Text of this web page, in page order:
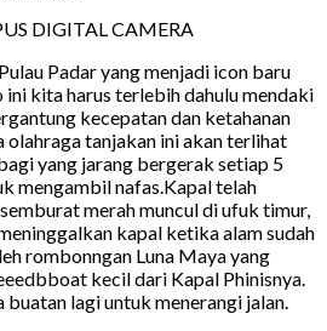
Padar yang menjadi icon baru
ini kita harus terlebih dahulu mendaki
kecepatan dan ketahanan
olahraga tanjakan ini akan terlihat
yang jarang bergerak setiap 5
mengambil nafas.Kapal telah
merah muncul di ufuk timur,
kapal ketika alam sudah
rombonngan Luna Maya yang
kecil dari Kapal Phinisnya.
buatan lagi untuk menerangi jalan.